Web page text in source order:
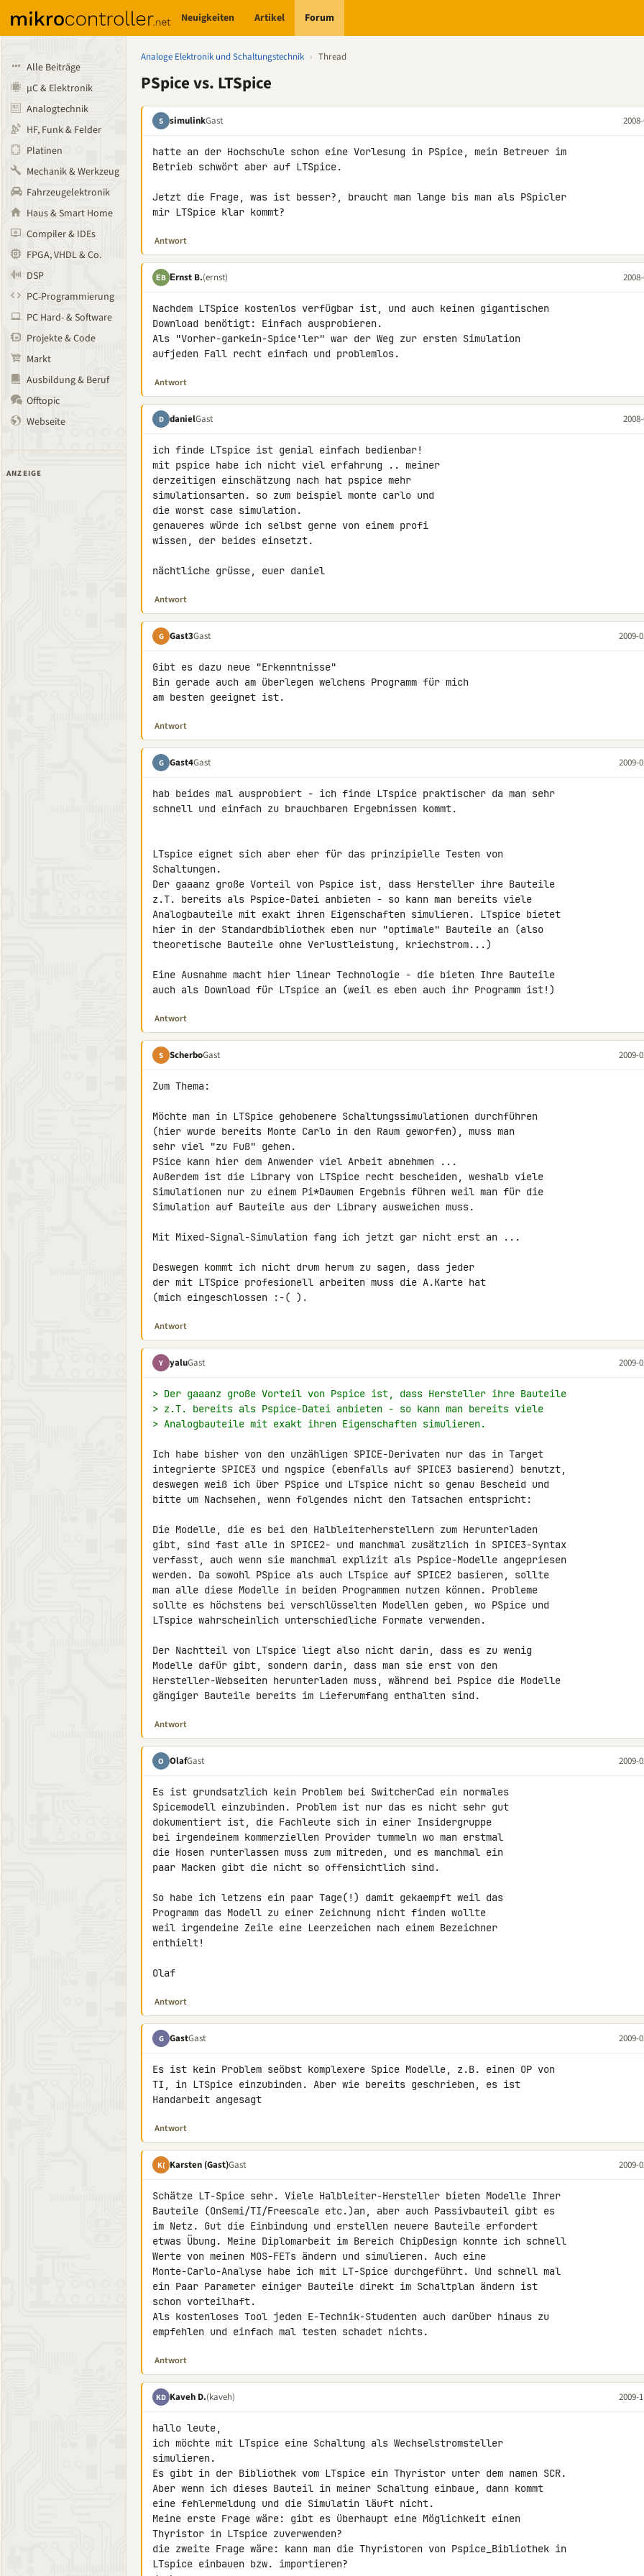
Neuigkeiten Artikel Forum
Alle Beiträge
µC & Elektronik
Analogtechnik
HF, Funk & Felder
Platinen
Mechanik & Werkzeug
Fahrzeugelektronik
Haus & Smart Home
Compiler & IDEs
FPGA, VHDL & Co.
DSP
PC-Programmierung
PC Hard- & Software
Projekte & Code
Markt
Ausbildung & Beruf
Offtopic
Webseite
ANZEIGE
Analoge Elektronik und Schaltungstechnik › Thread
PSpice vs. LTSpice
S simulinkGast
hatte an der Hochschule schon eine Vorlesung in PSpice, mein Betreuer im
Betrieb schwört aber auf LTSpice.
Jetzt die Frage, was ist besser?, braucht man lange bis man als PSpicler
mir LTSpice klar kommt?
Antwort
ΕB Εrnst B.(ernst)
Nachdem LTSpice kostenlos verfügbar ist, und auch keinen gigantischen
Download benötigt: Einfach ausprobieren.
Als "Vorher-garkein-Spice'ler" war der Weg zur ersten Simulation
aufjeden Fall recht einfach und problemlos.
Antwort
D danielGast
ich finde LTspice ist genial einfach bedienbar!
mit pspice habe ich nicht viel erfahrung .. meiner
derzeitigen einschätzung nach hat pspice mehr
simulationsarten. so zum beispiel monte carlo und
die worst case simulation.
genaueres würde ich selbst gerne von einem profi
wissen, der beides einsetzt.
nächtliche grüsse, euer daniel
Antwort
G Gast3Gast 2009-
Gibt es dazu neue "Erkenntnisse"
Bin gerade auch am überlegen welchens Programm für mich
am besten geeignet ist.
Antwort
G Gast4Gast 2009-
hab beides mal ausprobiert - ich finde LTspice praktischer da man sehr
schnell und einfach zu brauchbaren Ergebnissen kommt.
LTspice eignet sich aber eher für das prinzipielle Testen von
Schaltungen.
Der gaaanz große Vorteil von Pspice ist, dass Hersteller ihre Bauteile
z.T. bereits als Pspice-Datei anbieten - so kann man bereits viele
Analogbauteile mit exakt ihren Eigenschaften simulieren. LTspice bietet
hier in der Standardbibliothek eben nur "optimale" Bauteile an (also
theoretische Bauteile ohne Verlustleistung, kriechstrom...)
Eine Ausnahme macht hier linear Technologie - die bieten Ihre Bauteile
auch als Download für LTspice an (weil es eben auch ihr Programm ist!)
Antwort
S ScherboGast 2009-
Zum Thema:
Möchte man in LTSpice gehobenere Schaltungssimulationen durchführen
(hier wurde bereits Monte Carlo in den Raum geworfen), muss man
sehr viel "zu Fuß" gehen.
PSice kann hier dem Anwender viel Arbeit abnehmen ...
Außerdem ist die Library von LTSpice recht bescheiden, weshalb viele
Simulationen nur zu einem Pi*Daumen Ergebnis führen weil man für die
Simulation auf Bauteile aus der Library ausweichen muss.
Mit Mixed-Signal-Simulation fang ich jetzt gar nicht erst an ...
Deswegen kommt ich nicht drum herum zu sagen, dass jeder
der mit LTSpice profesionell arbeiten muss die A.Karte hat
(mich eingeschlossen :-( ).
Antwort
Y yaluGast 2009-
> Der gaaanz große Vorteil von Pspice ist, dass Hersteller ihre Bauteile
> z.T. bereits als Pspice-Datei anbieten - so kann man bereits viele
> Analogbauteile mit exakt ihren Eigenschaften simulieren.
Ich habe bisher von den unzähligen SPICE-Derivaten nur das in Target
integrierte SPICE3 und ngspice (ebenfalls auf SPICE3 basierend) benutzt,
deswegen weiß ich über PSpice und LTspice nicht so genau Bescheid und
bitte um Nachsehen, wenn folgendes nicht den Tatsachen entspricht:
Die Modelle, die es bei den Halbleiterherstellern zum Herunterladen
gibt, sind fast alle in SPICE2- und manchmal zusätzlich in SPICE3-Syntax
verfasst, auch wenn sie manchmal explizit als Pspice-Modelle angepriesen
werden. Da sowohl PSpice als auch LTspice auf SPICE2 basieren, sollte
man alle diese Modelle in beiden Programmen nutzen können. Probleme
sollte es höchstens bei verschlüsselten Modellen geben, wo PSpice und
LTspice wahrscheinlich unterschiedliche Formate verwenden.
Der Nachtteil von LTspice liegt also nicht darin, dass es zu wenig
Modelle dafür gibt, sondern darin, dass man sie erst von den
Hersteller-Webseiten herunterladen muss, während bei Pspice die Modelle
gängiger Bauteile bereits im Lieferumfang enthalten sind.
Antwort
O OlafGast 2009-
Es ist grundsatzlich kein Problem bei SwitcherCad ein normales
Spicemodell einzubinden. Problem ist nur das es nicht sehr gut
dokumentiert ist, die Fachleute sich in einer Insidergruppe
bei irgendeinem kommerziellen Provider tummeln wo man erstmal
die Hosen runterlassen muss zum mitreden, und es manchmal ein
paar Macken gibt die nicht so offensichtlich sind.
So habe ich letzens ein paar Tage(!) damit gekaempft weil das
Programm das Modell zu einer Zeichnung nicht finden wollte
weil irgendeine Zeile eine Leerzeichen nach einem Bezeichner
enthielt!
Olaf
Antwort
G GastGast 2009-
Es ist kein Problem seöbst komplexere Spice Modelle, z.B. einen OP von
TI, in LTSpice einzubinden. Aber wie bereits geschrieben, es ist
Handarbeit angesagt
Antwort
K( Karsten (Gast)Gast 2009-
Schätze LT-Spice sehr. Viele Halbleiter-Hersteller bieten Modelle Ihrer
Bauteile (OnSemi/TI/Freescale etc.)an, aber auch Passivbauteil gibt es
im Netz. Gut die Einbindung und erstellen neuere Bauteile erfordert
etwas Übung. Meine Diplomarbeit im Bereich ChipDesign konnte ich schnell
Werte von meinen MOS-FETs ändern und simulieren. Auch eine
Monte-Carlo-Analyse habe ich mit LT-Spice durchgeführt. Und schnell mal
ein Paar Parameter einiger Bauteile direkt im Schaltplan ändern ist
schon vorteilhaft.
Als kostenloses Tool jeden E-Technik-Studenten auch darüber hinaus zu
empfehlen und einfach mal testen schadet nichts.
Antwort
KD Kaveh D.(kaveh) 2009-
hallo leute,
ich möchte mit LTspice eine Schaltung als Wechselstromsteller
simulieren.
Es gibt in der Bibliothek vom LTspice ein Thyristor unter dem namen SCR.
Aber wenn ich dieses Bauteil in meiner Schaltung einbaue, dann kommt
eine fehlermeldung und die Simulatin läuft nicht.
Meine erste Frage wäre: gibt es überhaupt eine Möglichkeit einen
Thyristor in LTspice zuverwenden?
die zweite Frage wäre: kann man die Thyristoren von Pspice_Bibliothek in
LTspice einbauen bzw. importieren?